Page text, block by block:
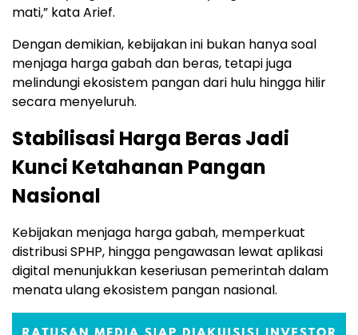
mati,” kata Arief.
Dengan demikian, kebijakan ini bukan hanya soal
menjaga harga gabah dan beras, tetapi juga
melindungi ekosistem pangan dari hulu hingga hilir
secara menyeluruh.
Stabilisasi Harga Beras Jadi
Kunci Ketahanan Pangan
Nasional
Kebijakan menjaga harga gabah, memperkuat
distribusi SPHP, hingga pengawasan lewat aplikasi
digital menunjukkan keseriusan pemerintah dalam
menata ulang ekosistem pangan nasional.